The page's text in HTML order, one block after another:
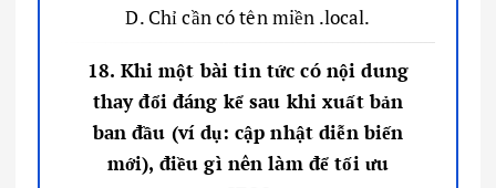
D. Chỉ cần có tên miền .local.
18. Khi một bài tin tức có nội dung
thay đổi đáng kể sau khi xuất bản
ban đầu (ví dụ: cập nhật diễn biến
mới), điều gì nên làm để tối ưu